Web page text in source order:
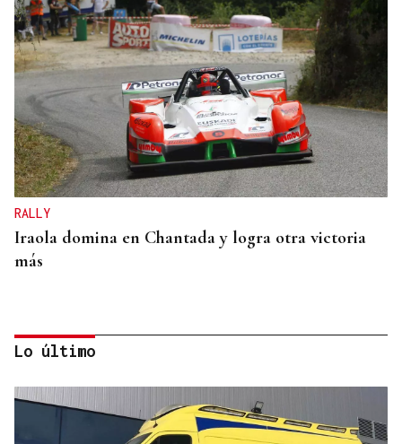
RALLY
Iraola domina en Chantada y logra otra victoria
más
Lo último